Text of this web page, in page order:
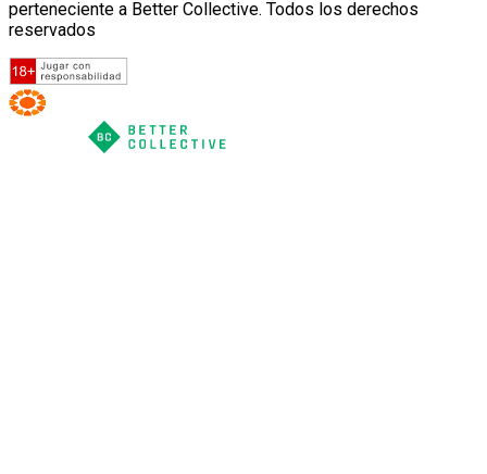
perteneciente a Better Collective. Todos los derechos
reservados